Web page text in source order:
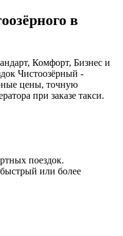
в
Комфорт, Бизнес и
Чистоозёрный -
цены, точную
при заказе такси.
поездок.
или более